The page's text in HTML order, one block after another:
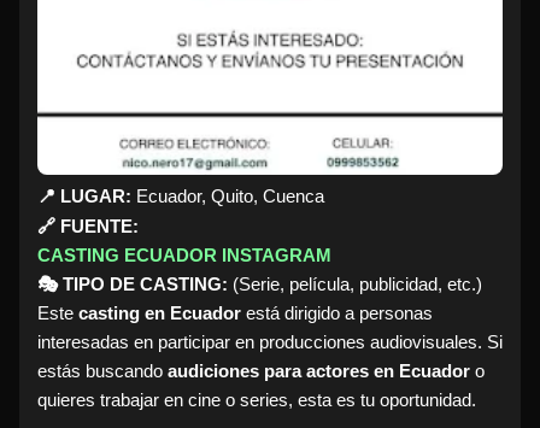
📍 LUGAR: Ecuador, Quito, Cuenca
🔗 FUENTE:
CASTING ECUADOR INSTAGRAM
🎭 TIPO DE CASTING: (Serie, película, publicidad, etc.)
Este casting en Ecuador está dirigido a personas
interesadas en participar en producciones audiovisuales. Si
estás buscando audiciones para actores en Ecuador o
quieres trabajar en cine o series, esta es tu oportunidad.